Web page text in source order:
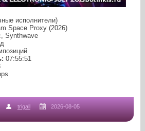
исполнители)
Space Proxy (2026)
Synthwave
07:55:51
trigall
2026-08-05